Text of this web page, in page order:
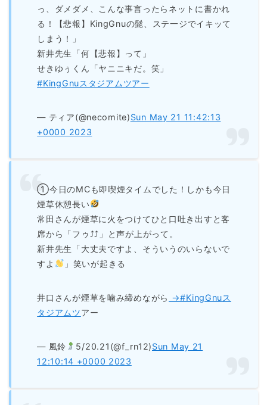
っ、ダメダメ、こんな事言ったらネットに書かれ
る！【悲報】KingGnuの髭、ステ一ジでイキッて
しまう！」
新井先生「何【悲報】って」
せきゆぅくん「ヤニニキだ。笑」
#KingGnuスタジアムツアー
— ティア(@necomite)Sun May 21 11:42:13
+0000 2023
①今日のMCも即喫煙タイムでした！しかも今日
煙草休憩長い
常田さんが煙草に火をつけてひと口吐き出すと客
席から「フゥ⤴︎︎⤴︎︎」と声が上がって。
新井先生「大丈夫ですよ、そういうのいらないで
すよ
」笑いが起きる
井口さんが煙草を噛み締めながら →#KingGnuス
タジアムツアー
— 風鈴 5/20.21(@f_rn12)Sun May 21
12:10:14 +0000 2023